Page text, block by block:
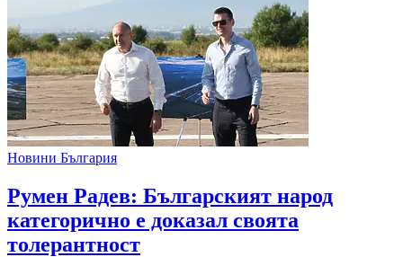
Новини България
Румен Радев: Българският народ
категорично е доказал своята
толерантност